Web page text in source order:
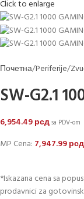
Click to enlarge
Почетна Periferije
SW-G2.1
6,954.49рсдsa PDV-om
MP Cena: 7,947.99рсд
*Iskazana cena sa
prodavnici za